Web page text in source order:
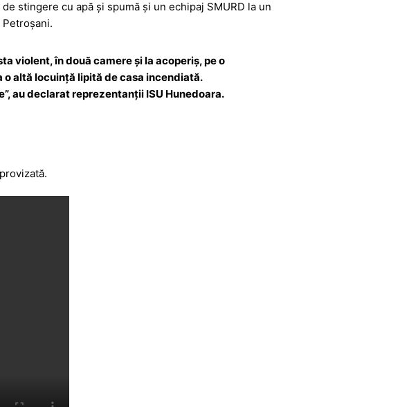
stingere cu apă și spumă și un echipaj SMURD la un
violent, în două camere și la acoperiș, pe o
altă locuință lipită de casa incendiată.
au declarat reprezentanții ISU Hunedoara.